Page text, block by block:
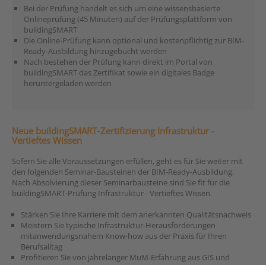
Bei der Prüfung handelt es sich um eine wissensbasierte
Onlineprüfung (45 Minuten) auf der Prüfungsplattform von
buildingSMART
Die Online-Prüfung kann optional und kostenpflichtig zur BIM-
Ready-Ausbildung hinzugebucht werden
Nach bestehen der Prüfung kann direkt im Portal von
buildingSMART das Zertifikat sowie ein digitales Badge
heruntergeladen werden
Neue buildingSMART‑Zertifizierung Infrastruktur -
Vertieftes Wissen
Sofern Sie alle Voraussetzungen erfüllen, geht es für Sie weiter mit
den folgenden Seminar-Bausteinen der BIM-Ready-Ausbildung.
Nach Absolvierung dieser Seminarbausteine sind Sie fit für die
buildingSMART-Prüfung Infrastruktur - Vertieftes Wissen.
Stärken Sie Ihre Karriere mit dem anerkannten Qualitätsnachweis
Meistern Sie typische Infrastruktur‑Herausforderungen
mitanwendungsnahem Know‑how aus der Praxis für Ihren
Berufsalltag
Profitieren Sie von jahrelanger MuM‑Erfahrung aus GIS und